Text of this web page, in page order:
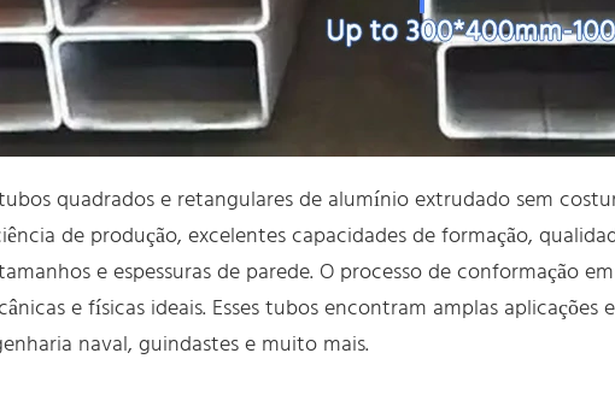
quadrados e retangulares de alumínio extrudado sem
de produção, excelentes capacidades de formação,
e espessuras de parede. O processo de conformação
e físicas ideais. Esses tubos encontram amplas aplicações
naval, guindastes e muito mais.